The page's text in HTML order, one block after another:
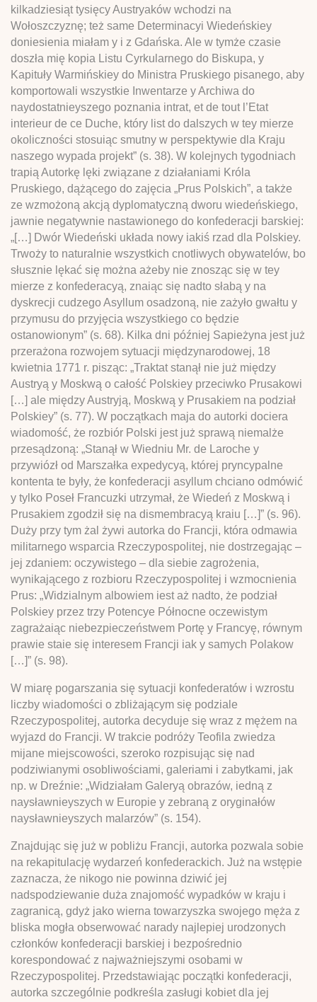
kilkadziesiąt tysięcy Austryaków wchodzi na
Wołoszczyznę; też same Determinacyi Wiedeńskiey
doniesienia miałam y i z Gdańska. Ale w tymże czasie
doszła mię kopia Listu Cyrkularnego do Biskupa, y
Kapituły Warmińskiey do Ministra Pruskiego pisanego, aby
komportowali wszystkie Inwentarze y Archiwa do
naydostatnieyszego poznania intrat, et de tout l’Etat
interieur de ce Duche, który list do dalszych w tey mierze
okoliczności stosuiąc smutny w perspektywie dla Kraju
naszego wypada projekt” (s. 38). W kolejnych tygodniach
trapią Autorkę lęki związane z działaniami Króla
Pruskiego, dążącego do zajęcia „Prus Polskich”, a także
ze wzmożoną akcją dyplomatyczną dworu wiedeńskiego,
jawnie negatywnie nastawionego do konfederacji barskiej:
„[…] Dwór Wiedeński układa nowy iakiś rzad dla Polskiey.
Trwoży to naturalnie wszystkich cnotliwych obywatelów, bo
słusznie lękać się można ażeby nie znosząc się w tey
mierze z konfederacyą, znaiąc się nadto słabą y na
dyskrecji cudzego Asyllum osadzoną, nie zażyło gwałtu y
przymusu do przyjęcia wszystkiego co będzie
ostanowionym” (s. 68). Kilka dni później Sapieżyna jest już
przerażona rozwojem sytuacji międzynarodowej, 18
kwietnia 1771 r. pisząc: „Traktat stanął nie już między
Austryą y Moskwą o całość Polskiey przeciwko Prusakowi
[…] ale między Austryją, Moskwą y Prusakiem na podział
Polskiey” (s. 77). W początkach maja do autorki dociera
wiadomość, że rozbiór Polski jest już sprawą niemalże
przesądzoną: „Stanął w Wiedniu Mr. de Laroche y
przywiózł od Marszałka expedycyą, której pryncypalne
kontenta te były, że konfederacji asyllum chciano odmówić
y tylko Poseł Francuzki utrzymał, że Wiedeń z Moskwą i
Prusakiem zgodził się na dismembracyą kraiu […]” (s. 96).
Duży przy tym żal żywi autorka do Francji, która odmawia
militarnego wsparcia Rzeczypospolitej, nie dostrzegając –
jej zdaniem: oczywistego – dla siebie zagrożenia,
wynikającego z rozbioru Rzeczypospolitej i wzmocnienia
Prus: „Widzialnym albowiem iest aż nadto, że podział
Polskiey przez trzy Potencye Północne oczewistym
zagrażaiąc niebezpieczeństwem Portę y Francyę, równym
prawie staie się interesem Francji iak y samych Polakow
[…]” (s. 98).
W miarę pogarszania się sytuacji konfederatów i wzrostu
liczby wiadomości o zbliżającym się podziale
Rzeczypospolitej, autorka decyduje się wraz z mężem na
wyjazd do Francji. W trakcie podróży Teofila zwiedza
mijane miejscowości, szeroko rozpisując się nad
podziwianymi osobliwościami, galeriami i zabytkami, jak
np. w Dreźnie: „Widziałam Galeryą obrazów, iedną z
naysławnieyszych w Europie y zebraną z oryginałów
naysławnieyszych malarzów” (s. 154).
Znajdując się już w pobliżu Francji, autorka pozwala sobie
na rekapitulację wydarzeń konfederackich. Już na wstępie
zaznacza, że nikogo nie powinna dziwić jej
nadspodziewanie duża znajomość wypadków w kraju i
zagranicą, gdyż jako wierna towarzyszka swojego męża z
bliska mogła obserwować narady najlepiej urodzonych
członków konfederacji barskiej i bezpośrednio
korespondować z najważniejszymi osobami w
Rzeczypospolitej. Przedstawiając początki konfederacji,
autorka szczególnie podkreśla zasługi kobiet dla jej